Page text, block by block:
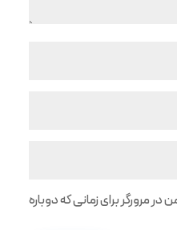
مرورگر برای زمانی که دوباره